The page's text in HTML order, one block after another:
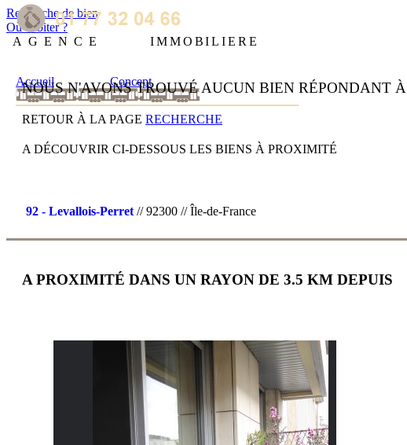
Recherche de bien
Où habiter ?
Accueil Concept
AGENCE IMMOBILIERE
NOUS N'AVONS TROUVÉ AUCUN BIEN RÉPONDANT
RETOUR À LA PAGE RECHERCHE
A DÉCOUVRIR CI-DESSOUS LES BIENS À PROXIMITÉ
92 - Levallois-Perret // 92300 // Île-de-France
A PROXIMITÉ DANS UN RAYON DE 3.5 KM DEPUIS